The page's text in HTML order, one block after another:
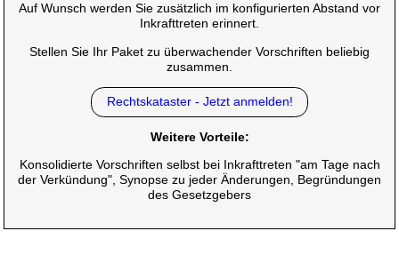
Auf Wunsch werden Sie zusätzlich im konfigurierten Abstand vor
Inkrafttreten erinnert.
Stellen Sie Ihr Paket zu überwachender Vorschriften beliebig
zusammen.
Rechtskataster - Jetzt anmelden!
Weitere Vorteile:
Konsolidierte Vorschriften selbst bei Inkrafttreten "am Tage nach
der Verkündung", Synopse zu jeder Änderungen, Begründungen
des Gesetzgebers